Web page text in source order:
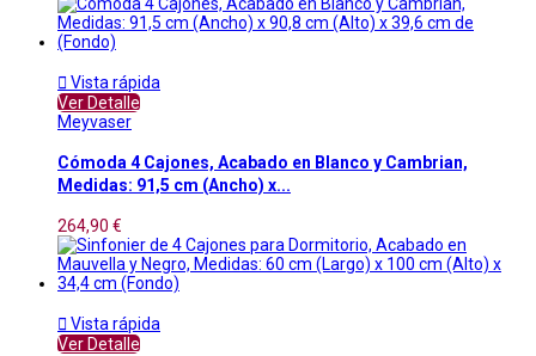
 Vista rápida
Ver Detalle
Meyvaser
Cómoda 4 Cajones, Acabado en Blanco y Cambrian,
Medidas: 91,5 cm (Ancho) x...
264,90 €
 Vista rápida
Ver Detalle